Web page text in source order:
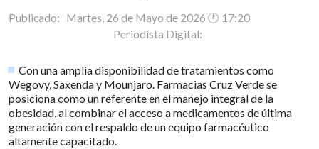
Publicado: Martes, 26 de Mayo de 2026 🕐 17:20
Periodista Digital:
Con una amplia disponibilidad de tratamientos como
Wegovy, Saxenda y Mounjaro. Farmacias Cruz Verde se
posiciona como un referente en el manejo integral de la
obesidad, al combinar el acceso a medicamentos de última
generación con el respaldo de un equipo farmacéutico
altamente capacitado.